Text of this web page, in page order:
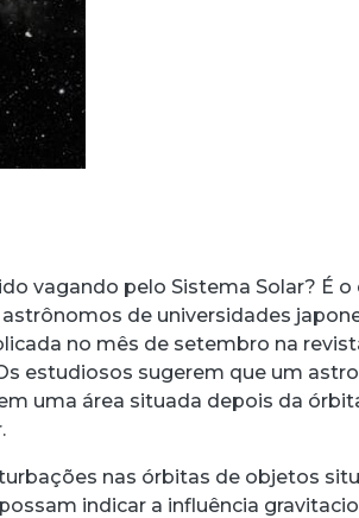
vagando pelo Sistema Solar? É o
de universidades
no mês de setembro na
estudiosos sugerem que um
uma área situada depois da
nas órbitas de objetos
indicar a influência